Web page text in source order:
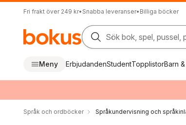
Fri frakt över 249 kr• Snabba leveranser• Billiga böcker
Sök bok, spel, pussel,
Meny ErbjudandenStudentTopplistorBarn
Språk och ordböcker Språkundervisning och